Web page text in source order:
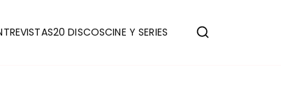
20 DISCOSCINE Y SERIES